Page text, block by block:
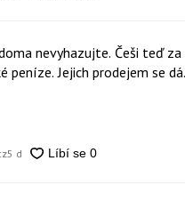
nevyhazujte. Češi teď za
peníze. Jejich prodejem se dá
5 d